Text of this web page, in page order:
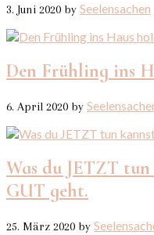
3. Juni 2020 by Seelensachen
Den Frühling ins
6. April 2020 by
Was du JETZT
GUT geht.
25. März 2020 by